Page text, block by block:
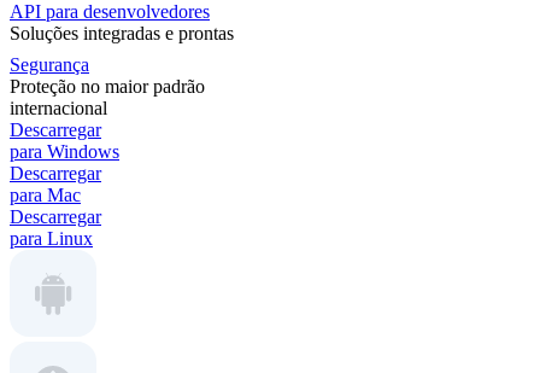
API para desenvolvedores
Soluções integradas e prontas
Segurança
Proteção no maior padrão
internacional
Descarregar
para Windows
Descarregar
para Mac
Descarregar
para Linux